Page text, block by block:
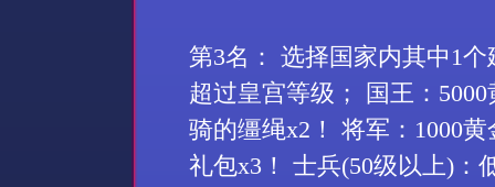
第3名： 选择国家内其中 1个
超过皇宫等级； 国王： 5000
骑的缰绳x2 ！ 将军： 1000黄
礼包x3 ！ 士兵(50级以上)：